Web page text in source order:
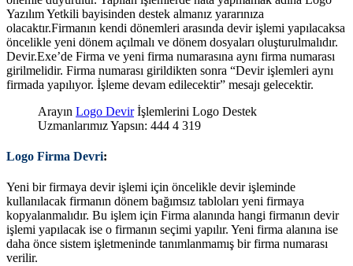
Yazılım Yetkili bayisinden destek almanız yararınıza
olacaktır.Firmanın kendi dönemleri arasında devir işlemi yapılacaksa
öncelikle yeni dönem açılmalı ve dönem dosyaları oluşturulmalıdır.
Devir.Exe’de Firma ve yeni firma numarasına aynı firma numarası
girilmelidir. Firma numarası girildikten sonra “Devir işlemleri aynı
firmada yapılıyor. İşleme devam edilecektir” mesajı gelecektir.
Arayın Logo Devirİşlemlerini Logo Destek
Uzmanlarımız Yapsın: 444 4 319
Logo Firma Devri:
Yeni bir firmaya devir işlemi için öncelikle devir işleminde
kullanılacak firmanın dönem bağımsız tabloları yeni firmaya
kopyalanmalıdır. Bu işlem için Firma alanında hangi firmanın devir
işlemi yapılacak ise o firmanın seçimi yapılır. Yeni firma alanına ise
daha önce sistem işletmeninde tanımlanmamış bir firma numarası
verilir.